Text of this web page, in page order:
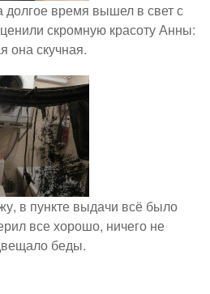
долгое время вышел в свет с
скромную красоту Анны:
она скучная.
в пункте выдачи всё было
все хорошо, ничего не
беды.